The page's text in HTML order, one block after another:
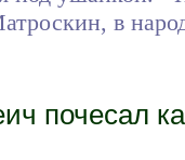
в
почесал